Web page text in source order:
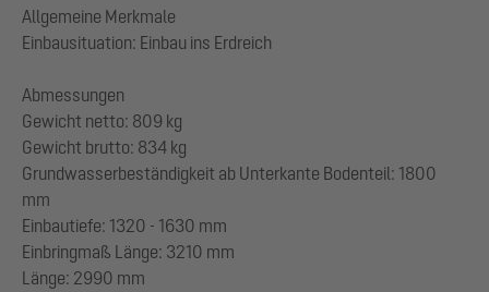
Allgemeine Merkmale
Einbausituation: Einbau ins Erdreich
Abmessungen
Gewicht netto: 809 kg
Gewicht brutto: 834 kg
Grundwasserbeständigkeit ab Unterkante Bodenteil: 1800
mm
Einbautiefe: 1320 - 1630 mm
Einbringmaß Länge: 3210 mm
Länge: 2990 mm